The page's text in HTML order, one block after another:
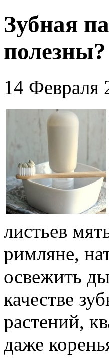
Зубная
полезны?
14 Февраля
листьев
римляне,
освежить
качестве
растений,
даже